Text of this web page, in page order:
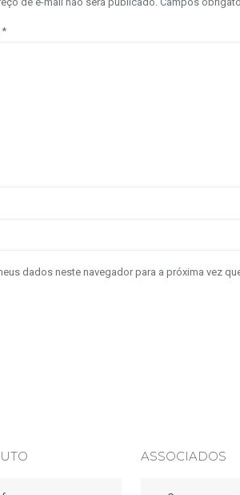
*
dados neste navegador para a próxima vez
ASSOCIADOS